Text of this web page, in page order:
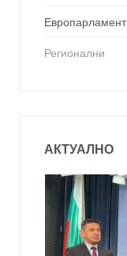
Европарламент
Регионални
АКТУАЛНО